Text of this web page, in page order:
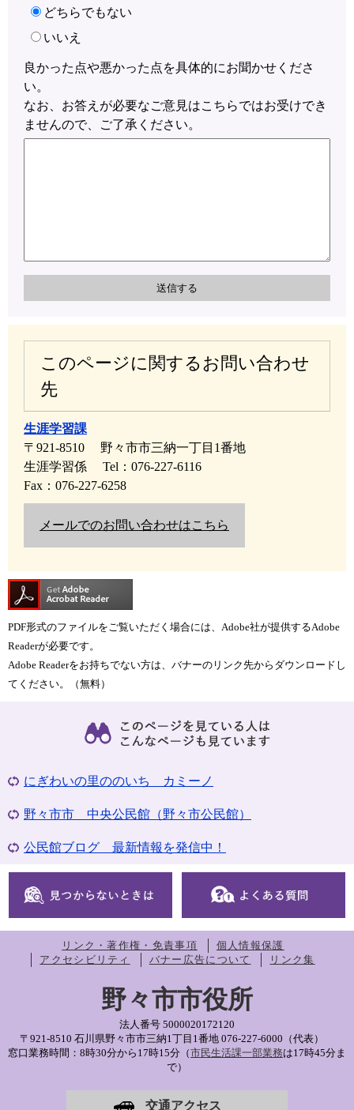
どちらでもない
いいえ
良かった点や悪かった点を具体的にお聞かせくださ
い。
なお、お答えが必要なご意見はこちらではお受けでき
ませんので、ご了承ください。
このページに関するお問い合わせ
先
生涯学習課
〒921-8510
野々市市三納一丁目1番地
生涯学習係
Tel：076-227-6116
Fax：076-227-6258
メールでのお問い合わせはこちら
PDF形式のファイルをご覧いただく場合には、Adobe社が提供するAdobe
Readerが必要です。
Adobe Readerをお持ちでない方は、バナーのリンク先からダウンロードし
てください。（無料）
にぎわいの里ののいち カミーノ
野々市市 中央公民館（野々市公民館）
公民館ブログ 最新情報を発信中！
リンク・著作権・免責事項
個人情報保護
アクセシビリティ
バナー広告について リンク集
野々市市役所
法人番号 5000020172120
〒921-8510 石川県野々市市三納1丁目1番地 076-227-6000（代表）
窓口業務時間：8時30分から17時15分（市民生活課一部業務は17時45分ま
で）
交通アクセス